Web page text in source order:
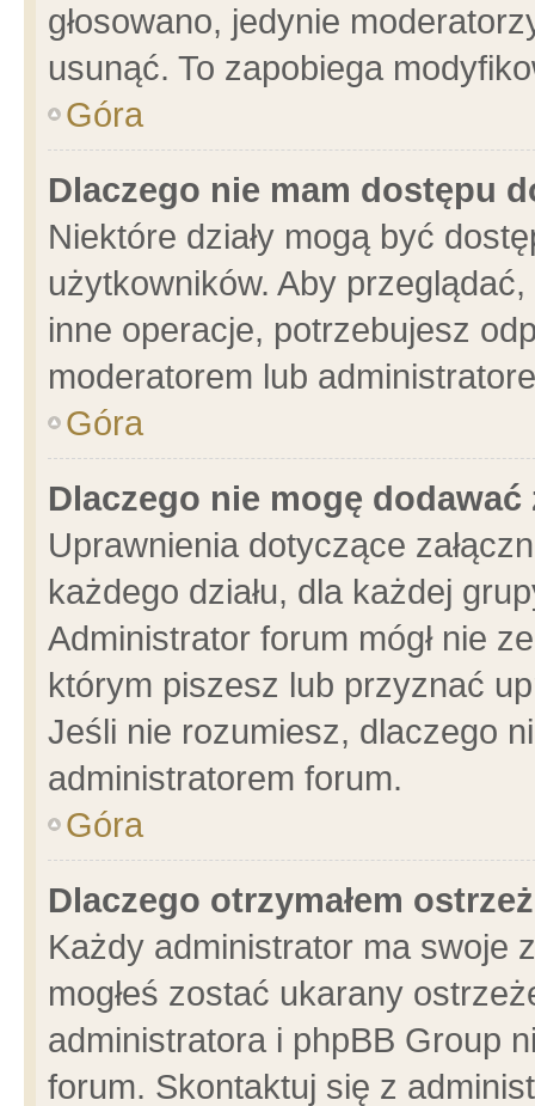
głosowano, jedynie
usunąć. To zapobiega
Góra
Dlaczego nie mam dostępu
Niektóre działy mogą być
użytkowników. Aby
inne operacje, potrzebujesz
moderatorem lub
Góra
Dlaczego nie mogę dodawać
Uprawnienia dotyczące
każdego działu, dla każdej
Administrator forum mógł nie
którym piszesz lub przyznać
Jeśli nie rozumiesz, dlaczego
administratorem forum.
Góra
Dlaczego otrzymałem
Każdy administrator ma swoje
mogłeś zostać ukarany
administratora i phpBB Group
forum. Skontaktuj się z